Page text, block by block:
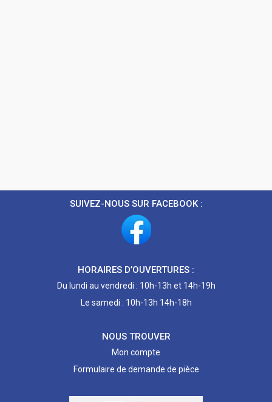
SUIVEZ-NOUS SUR FACEBOOK :
HORAIRES D’OUVERTURES :
Du lundi au vendredi : 10h-13h et 14h-19h
Le samedi : 10h-13h 14h-18h
NOUS TROUVER
Mon compte
Formulaire de demande de pièce